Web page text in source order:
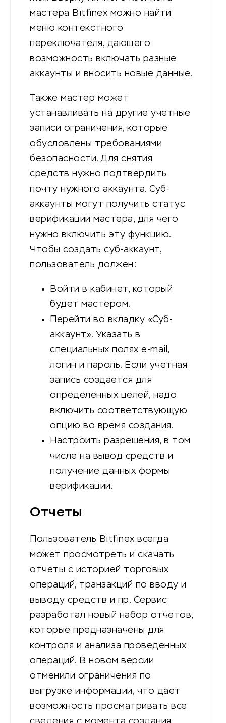
мастера Bitfinex можно найти
меню контекстного
переключателя, дающего
возможность включать разные
аккаунты и вносить новые данные.
Также мастер может
устанавливать на другие учетные
записи ограничения, которые
обусловлены требованиями
безопасности. Для снятия
средств нужно подтвердить
почту нужного аккаунта. Суб-
аккаунты могут получить статус
верификации мастера, для чего
нужно включить эту функцию.
Чтобы создать суб-аккаунт,
пользователь должен:
Войти в кабинет, который
будет мастером.
Перейти во вкладку «Суб-
аккаунт». Указать в
специальных полях e-mail,
логин и пароль. Если учетная
запись создается для
определенных целей, надо
включить соответствующую
опцию во время создания.
Настроить разрешения, в том
числе на вывод средств и
получение данных формы
верификации.
Отчеты
Пользователь Bitfinex всегда
может просмотреть и скачать
отчеты с историей торговых
операций, транзакций по вводу и
выводу средств и пр. Сервис
разработал новый набор отчетов,
которые предназначены для
контроля и анализа проведенных
операций. В новом версии
отменили ограничения по
выгрузке информации, что дает
возможность просматривать все